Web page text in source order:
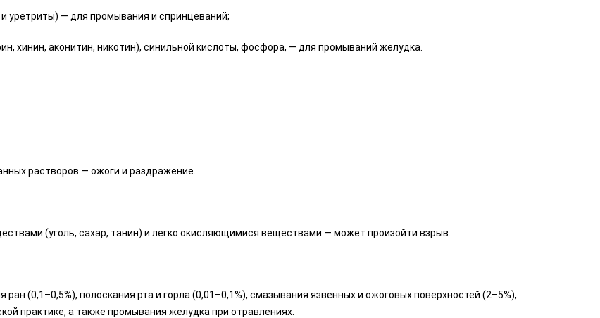
уретриты) — для промывания и спринцеваний;
хинин, аконитин, никотин), синильной кислоты, фосфора, — для промываний желудка.
растворов — ожоги и раздражение.
(уголь, сахар, танин) и легко окисляющимися веществами — может произойти взрыв.
(0,1–0,5%), полоскания рта и горла (0,01–0,1%), смазывания язвенных и ожоговых поверхностей (2–5%),
практике, а также промывания желудка при отравлениях.